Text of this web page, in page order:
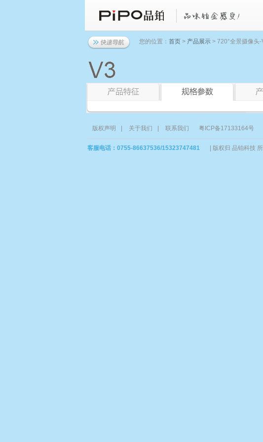
您的位置： 首页 > 产品展示 > 720°全景摄像头-
版权声明 关于我们 联系我们 粤ICP备17133164号
客服电话：0755-86637536/15323747481 版权归 品铂科技